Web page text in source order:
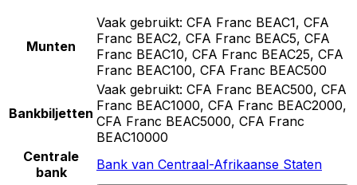
Munten
Vaak gebruikt: CFA Franc BEAC1, CFA
Franc BEAC2, CFA Franc BEAC5, CFA
Franc BEAC10, CFA Franc BEAC25, CFA
Franc BEAC100, CFA Franc BEAC500
Bankbiljetten
Vaak gebruikt: CFA Franc BEAC500, CFA
Franc BEAC1000, CFA Franc BEAC2000,
CFA Franc BEAC5000, CFA Franc
BEAC10000
Centrale
bank
Bank van Centraal-Afrikaanse Staten